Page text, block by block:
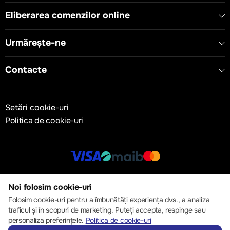
Eliberarea comenzilor online
Urmărește-ne
Contacte
Setări cookie-uri
Politica de cookie-uri
© 2013 – 2026 ECOM
Noi folosim cookie-uri
Folosim cookie-uri pentru a îmbunătăți experiența dvs., a analiza
traficul și în scopuri de marketing. Puteți accepta, respinge sau
personaliza preferințele. Politica de cookie-uri